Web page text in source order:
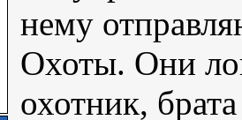
нему
Охоты. Они
охотник,